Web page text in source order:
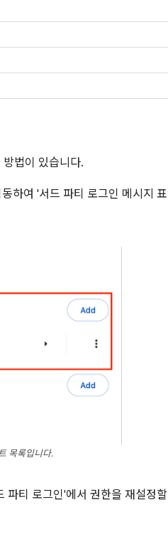
법이 있습니다.
하여 '서드 파티 로그인 메시지 표
목록입니다.
파티 로그인'에서 권한을 재설정할